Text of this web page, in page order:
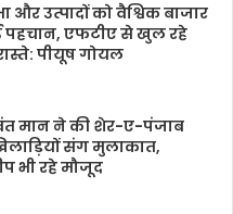
और उत्पादों को वैश्विक बाजार
पहचान, एफटीए से खुल रहे
पीयूष गोयल
मान ने की शेर-ए-पंजाब
संग मुलाकात,
भी रहे मौजूद